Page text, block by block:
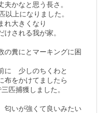
かなと思う長さ。
以上になりました。
れ大きくなり
される我が家。
の糞にとマーキングに困
に　少しのちくわと
布をかけてましたら
匹捕獲しました。
匂いが強くて良いみたい